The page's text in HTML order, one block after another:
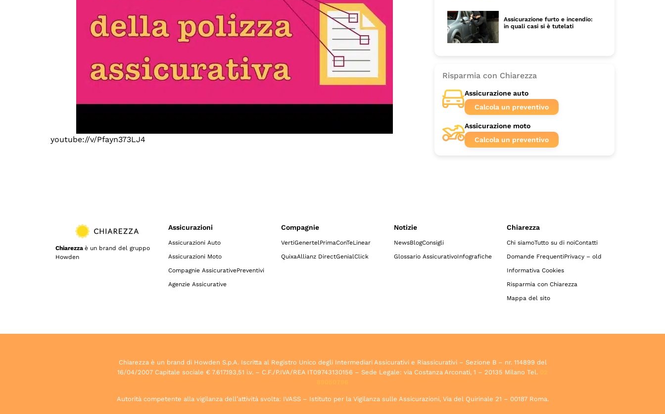
youtube://v/Pfayn373LJ4
Assicurazione furto e incendio:
in quali casi si è tutelati
Risparmia con Chiarezza
Assicurazione auto
Calcola un preventivo
Assicurazione moto
Calcola un preventivo
Chiarezza è un brand del gruppo
Howden
Assicurazioni
Assicurazioni Auto
Assicurazioni Moto
Compagnie AssicurativePreventivi
Agenzie Assicurative
Compagnie
VertiGenertelPrimaConTeLinear
QuixaAllianz DirectGenialClick
Notizie
NewsBlogConsigli
Glossario AssicurativoInfografiche
Chiarezza
Chi siamoTutto su di noiContatti
Domande FrequentiPrivacy – old
Informativa Cookies
Risparmia con Chiarezza
Mappa del sito
Chiarezza è un brand di Howden S.p.A. Iscritta al Registro Unico degli Intermediari Assicurativi e Riassicurativi – Sezione B – nr. 114899 del
16/04/2007 Capitale sociale € 7.617.193,51 i.v. – C.F./P.IVA/REA IT09743130156 – Sede Legale: via Costanza Arconati, 1 – 20135 Milano Tel.
Autorità competente alla vigilanza dell’attività svolta: IVASS – Istituto per la Vigilanza sulle Assicurazioni, Via del Quirinale 21 – 00187 Roma.